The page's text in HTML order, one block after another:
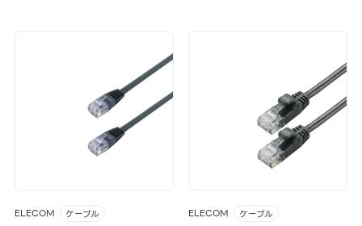
ELECOM ケーブル ELECOM ケーブル